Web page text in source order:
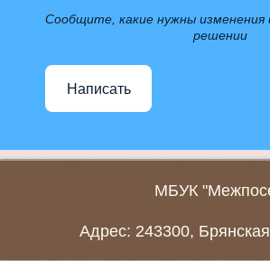
Сообщите, какие нужны
решении
Написать
МБУК
Адрес: 243300,